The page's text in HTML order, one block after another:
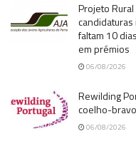
Projeto
faltam 10
em prémios
06/08/2026
Rewilding
coelho-
06/08/2026